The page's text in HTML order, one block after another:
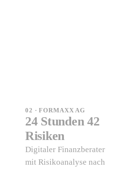
02 · FORMAXX AG
24 Stunden 42
Risiken
Digitaler Finanzberater
mit Risikoanalyse nach